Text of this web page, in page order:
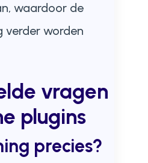
waardoor de
verder worden
vragen
plugins
precies?